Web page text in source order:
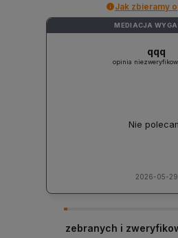
Jak zbieramy
MEDIACJA
qqq
opinia
Nie
2026-05-29
zebranych i